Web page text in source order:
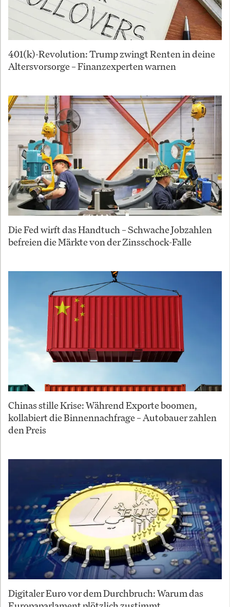
401(k)-Revolution: Trump zwingt Renten in deine
Altersvorsorge – Finanzexperten warnen
Die Fed wirft das Handtuch – Schwache Jobzahlen
befreien die Märkte von der Zinsschock-Falle
Chinas stille Krise: Während Exporte boomen,
kollabiert die Binnennachfrage – Autobauer zahlen
den Preis
Digitaler Euro vor dem Durchbruch: Warum das